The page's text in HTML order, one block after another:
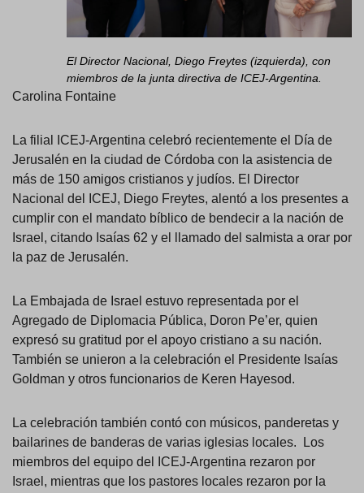
El Director Nacional, Diego Freytes (izquierda), con
miembros de la junta directiva de ICEJ-Argentina.
Carolina Fontaine
La filial ICEJ-Argentina celebró recientemente el Día de
Jerusalén en la ciudad de Córdoba con la asistencia de
más de 150 amigos cristianos y judíos. El Director
Nacional del ICEJ, Diego Freytes, alentó a los presentes a
cumplir con el mandato bíblico de bendecir a la nación de
Israel, citando Isaías 62 y el llamado del salmista a orar por
la paz de Jerusalén.
La Embajada de Israel estuvo representada por el
Agregado de Diplomacia Pública, Doron Pe’er, quien
expresó su gratitud por el apoyo cristiano a su nación.
También se unieron a la celebración el Presidente Isaías
Goldman y otros funcionarios de Keren Hayesod.
La celebración también contó con músicos, panderetas y
bailarines de banderas de varias iglesias locales. Los
miembros del equipo del ICEJ-Argentina rezaron por
Israel, mientras que los pastores locales rezaron por la